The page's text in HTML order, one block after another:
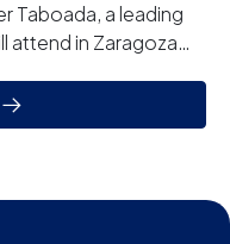
Taboada, a leading
attend in Zaragoza